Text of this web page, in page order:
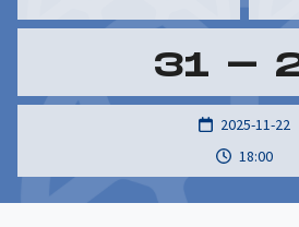
31 -
2025-11-22
18:00